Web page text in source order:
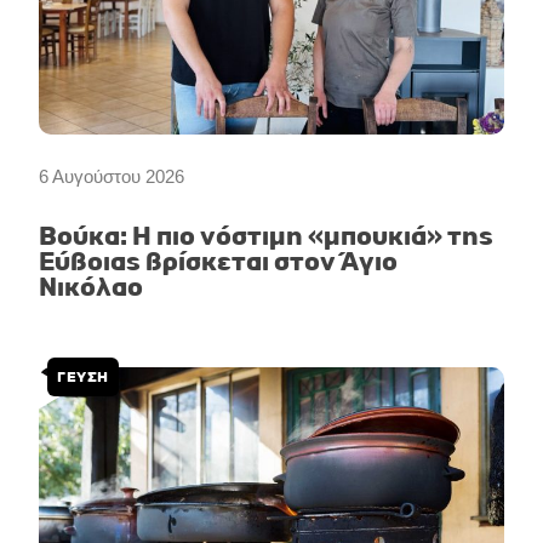
6 Αυγούστου 2026
Βούκα: Η πιο νόστιμη «μπουκιά» της
Εύβοιας βρίσκεται στον Άγιο
Νικόλαο
ΓΕΥΣΗ